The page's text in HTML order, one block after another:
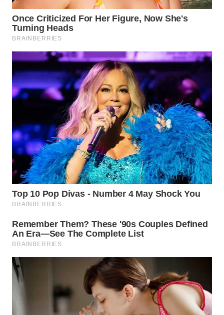
WN
TANJUNG
WN
KARO
SIMALUNGUN
WN
LABUHANBATU
WN
TAPANULI
TENGAH
WN DELI
SERDANG
TEBING